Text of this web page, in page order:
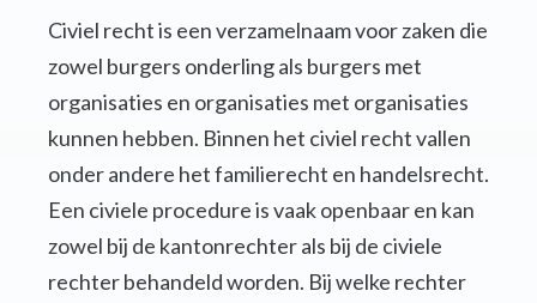
Civiel recht is een verzamelnaam voor zaken die
zowel burgers onderling als burgers met
organisaties en organisaties met organisaties
kunnen hebben. Binnen het civiel recht vallen
onder andere het familierecht en handelsrecht.
Een civiele procedure is vaak openbaar en kan
zowel bij de kantonrechter als bij de civiele
rechter behandeld worden. Bij welke rechter